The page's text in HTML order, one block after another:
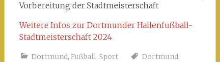
Vorbereitung der Stadtmeisterschaft
Weitere Infos zur Dortmunder Hallenfußball-
Stadtmeisterschaft 2024
Dortmund, Fußball, Sport Dortmund,